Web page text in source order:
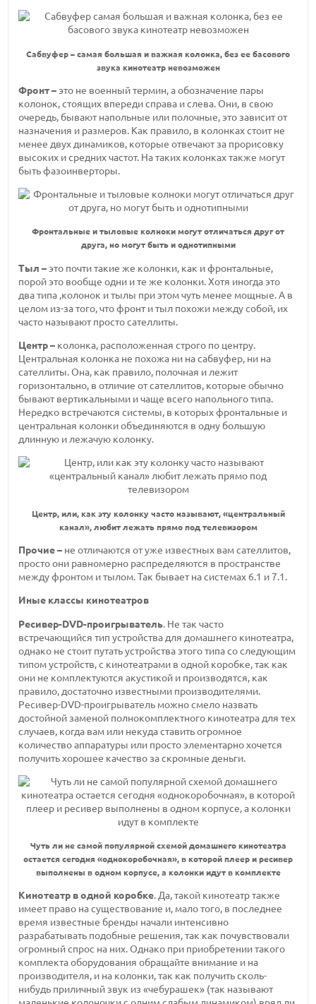
Сабвуфер – самая большая и важная колонка, без ее басового
звука кинотеатр невозможен
Фронт –это не военный термин, а обозначение пары
колонок, стоящих впереди справа и слева. Они, в свою
очередь, бывают напольные или полочные, это зависит от
назначения и размеров. Как правило, в колонках стоит не
менее двух динамиков, которые отвечают за прорисовку
высоких и средних частот. На таких колонках также могут
быть фазоинверторы.
Фронтальные и тыловые колноки могут отличаться друг от
друга, но могут быть и однотипными
Тыл –это почти такие же колонки, как и фронтальные,
порой это вообще одни и те же колонки. Хотя иногда это
два типа ,колонок и тылы при этом чуть менее мощные. А в
целом из-за того, что фронт и тыл похожи между собой, их
часто называют просто сателлиты.
Центр – колонка, расположенная строго по центру.
Центральная колонка не похожа ни на сабвуфер, ни на
сателлиты. Она, как правило, полочная и лежит
горизонтально, в отличие от сателлитов, которые обычно
бывают вертикальными и чаще всего напольного типа.
Нередко встречаются системы, в которых фронтальные и
центральная колонки объединяются в одну большую
длинную и лежачую колонку.
Центр, или, как эту колонку часто называют, «центральный
канал», любит лежать прямо под телевизором
Прочие – не отличаются от уже известных вам сателлитов,
просто они равномерно распределяются в пространстве
между фронтом и тылом. Так бывает на системах 6.1 и 7.1.
Иные классы кинотеатров
Ресивер-DVD-проигрыватель. Не так часто
встречающийся тип устройства для домашнего кинотеатра,
однако не стоит путать устройства этого типа со следующим
типом устройств, с кинотеатрами в одной коробке, так как
они не комплектуются акустикой и производятся, как
правило, достаточно известными производителями.
Ресивер-DVD-проигрыватель можно смело назвать
достойной заменой полнокомплектного кинотеатра для тех
случаев, когда вам или некуда ставить огромное
количество аппаратуры или просто элементарно хочется
получить хорошее качество за скромные деньги.
Чуть ли не самой популярной схемой домашнего кинотеатра
остается сегодня «однокоробочная», в которой плеер и ресивер
выполнены в одном корпусе, а колонки идут в комплекте
Кинотеатр в одной коробке. Да, такой кинотеатр также
имеет право на существование и, мало того, в последнее
время известные бренды начали интенсивно
разрабатывать подобные решения, так как почувствовали
огромный спрос на них. Однако при приобретении такого
комплекта оборудования обращайте внимание и на
производителя, и на колонки, так как получить сколь-
нибудь приличный звук из «чебурашек» (так называют